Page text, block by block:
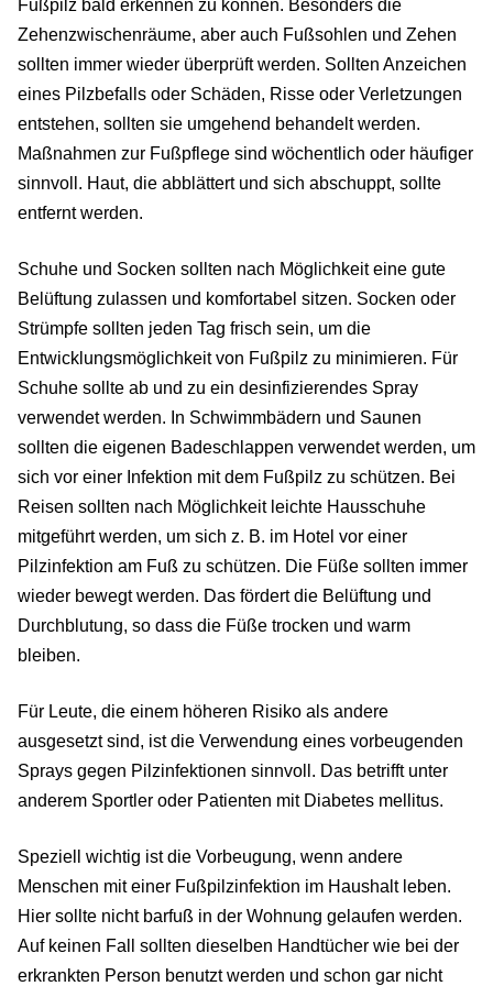
Fußpilz bald erkennen zu können. Besonders die
Zehenzwischenräume, aber auch Fußsohlen und Zehen
sollten immer wieder überprüft werden. Sollten Anzeichen
eines Pilzbefalls oder Schäden, Risse oder Verletzungen
entstehen, sollten sie umgehend behandelt werden.
Maßnahmen zur Fußpflege sind wöchentlich oder häufiger
sinnvoll. Haut, die abblättert und sich abschuppt, sollte
entfernt werden.
Schuhe und Socken sollten nach Möglichkeit eine gute
Belüftung zulassen und komfortabel sitzen. Socken oder
Strümpfe sollten jeden Tag frisch sein, um die
Entwicklungsmöglichkeit von Fußpilz zu minimieren. Für
Schuhe sollte ab und zu ein desinfizierendes Spray
verwendet werden. In Schwimmbädern und Saunen
sollten die eigenen Badeschlappen verwendet werden, um
sich vor einer Infektion mit dem Fußpilz zu schützen. Bei
Reisen sollten nach Möglichkeit leichte Hausschuhe
mitgeführt werden, um sich z. B. im Hotel vor einer
Pilzinfektion am Fuß zu schützen. Die Füße sollten immer
wieder bewegt werden. Das fördert die Belüftung und
Durchblutung, so dass die Füße trocken und warm
bleiben.
Für Leute, die einem höheren Risiko als andere
ausgesetzt sind, ist die Verwendung eines vorbeugenden
Sprays gegen Pilzinfektionen sinnvoll. Das betrifft unter
anderem Sportler oder Patienten mit Diabetes mellitus.
Speziell wichtig ist die Vorbeugung, wenn andere
Menschen mit einer Fußpilzinfektion im Haushalt leben.
Hier sollte nicht barfuß in der Wohnung gelaufen werden.
Auf keinen Fall sollten dieselben Handtücher wie bei der
erkrankten Person benutzt werden und schon gar nicht